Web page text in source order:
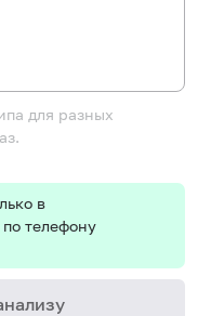
для разных
в
телефону